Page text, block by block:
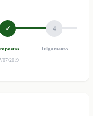
✓
07/2019
4
Julgamento